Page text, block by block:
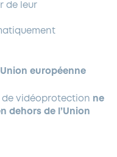
de leur
européenne
de vidéoprotection ne
dehors de l’Union